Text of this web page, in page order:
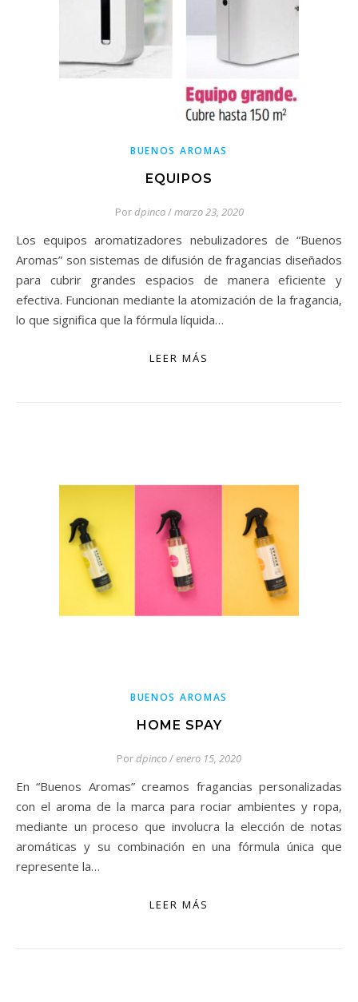
BUENOS AROMAS
EQUIPOS
Pordpinco/marzo 23, 2020
Los equipos aromatizadores nebulizadores de “Buenos
Aromas” son sistemas de difusión de fragancias diseñados
para cubrir grandes espacios de manera eficiente y
efectiva. Funcionan mediante la atomización de la fragancia,
lo que significa que la fórmula líquida…
LEER MÁS
BUENOS AROMAS
HOME SPAY
Pordpinco/enero 15, 2020
En “Buenos Aromas” creamos fragancias personalizadas
con el aroma de la marca para rociar ambientes y ropa,
mediante un proceso que involucra la elección de notas
aromáticas y su combinación en una fórmula única que
represente la…
LEER MÁS